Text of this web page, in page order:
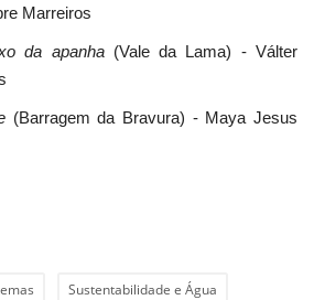
Marreiros
da apanha(Vale da Lama) - Válter
(Barragem da Bravura) - Maya Jesus
Sustentabilidade e Água